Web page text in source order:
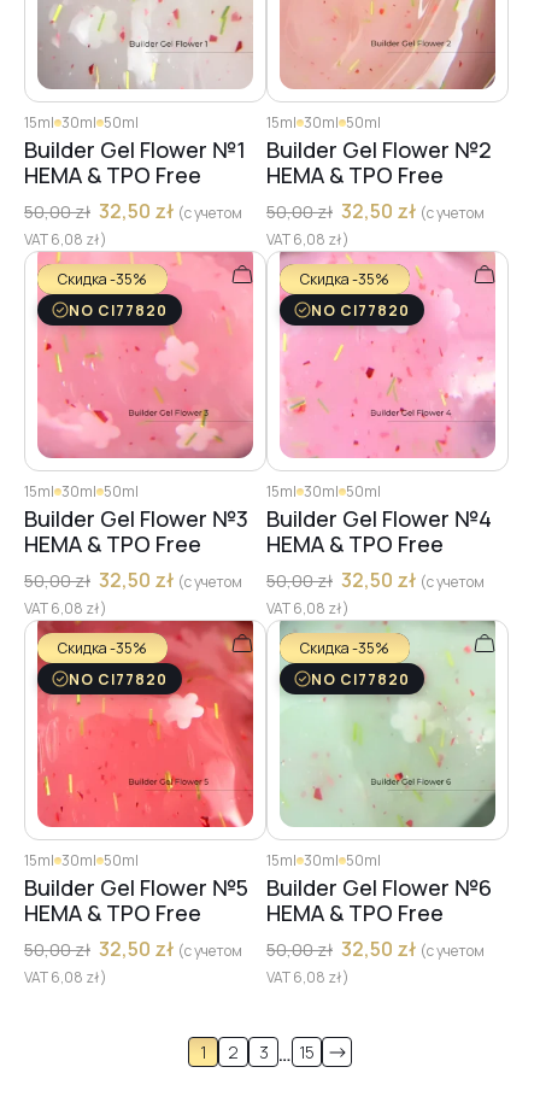
15ml 30ml 50ml
Builder Gel Flower №1
HEMA & TPO Free
50,00zł 32,50 zł (с учетом
VAT6,08 zł)
15ml 30ml 50ml
Builder Gel Flower №2
HEMA & TPO Free
50,00zł 32,50 zł (с учетом
VAT6,08 zł)
Скидка -35%
NO CI77820
15ml 30ml 50ml
Builder Gel Flower №3
HEMA & TPO Free
50,00zł 32,50 zł (с учетом
VAT6,08 zł)
Скидка -35%
NO CI77820
15ml 30ml 50ml
Builder Gel Flower №4
HEMA & TPO Free
50,00zł 32,50 zł (с учетом
VAT6,08 zł)
Скидка -35%
NO CI77820
15ml 30ml 50ml
Builder Gel Flower №5
HEMA & TPO Free
50,00zł 32,50 zł (с учетом
VAT6,08 zł)
Скидка -35%
NO CI77820
15ml 30ml 50ml
Builder Gel Flower №6
HEMA & TPO Free
50,00zł 32,50 zł (с учетом
VAT6,08 zł)
1 2 3 … 15